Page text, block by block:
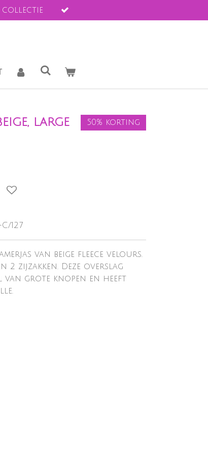
collectie
large 50% korting
127
van beige fleece velours.
2 zijzakken. Deze overslag
grote knopen en heeft